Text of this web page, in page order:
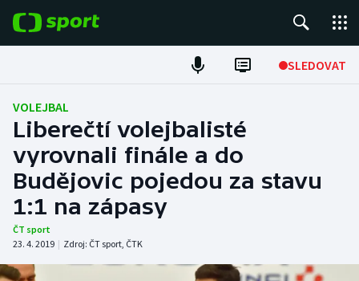
SLEDOVAT
Fotbal
Hokej
Tenis
Atletika
VOLEJBAL
Liberečtí volejbalisté
vyrovnali finále a do
Budějovic pojedou za stavu
1:1 na zápasy
ČT sport
23. 4. 2019 | Zdroj: ČT sport, ČTK